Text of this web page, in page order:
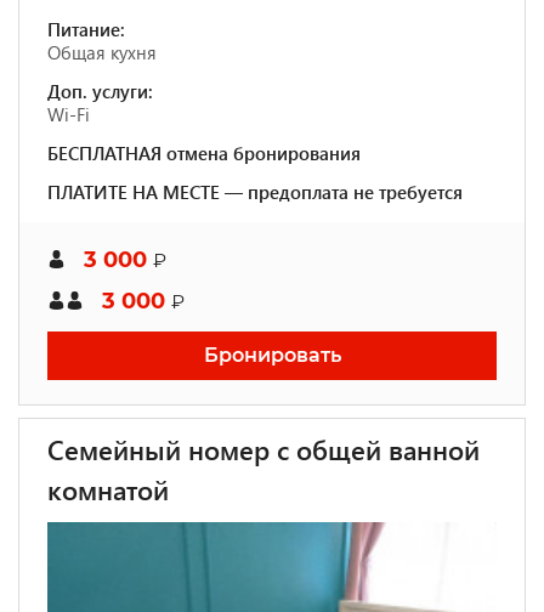
Питание:
Общая кухня
Доп. услуги:
Wi-Fi
БЕСПЛАТНАЯ отмена бронирования
ПЛАТИТЕ НА МЕСТЕ — предоплата не требуется
3 000 ₽
3 000 ₽
Бронировать
Семейный номер с общей ванной
комнатой